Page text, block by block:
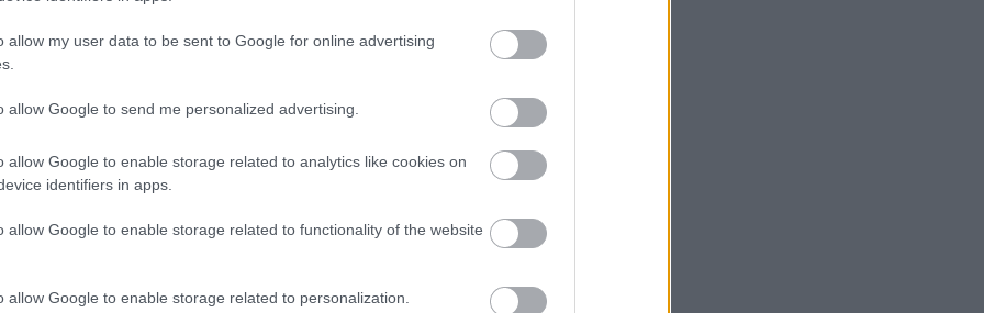
allow my user data to be sent to Google for online advertising
allow Google to send me personalized advertising.
allow Google to enable storage related to analytics like cookies on
identifiers in apps.
allow Google to enable storage related to functionality of the website
allow Google to enable storage related to personalization.